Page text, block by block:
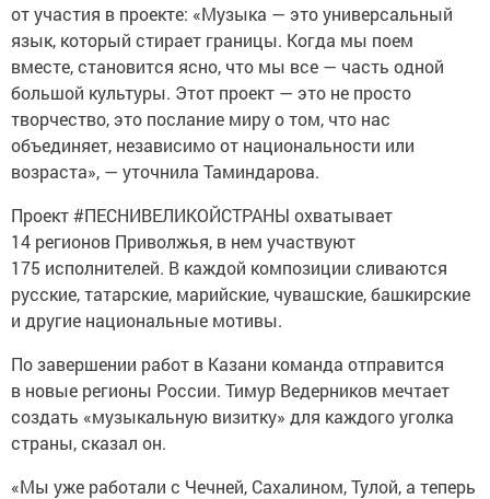
от участия в проекте: «Музыка — это универсальный
язык, который стирает границы. Когда мы поем
вместе, становится ясно, что мы все — часть одной
большой культуры. Этот проект — это не просто
творчество, это послание миру о том, что нас
объединяет, независимо от национальности или
возраста», — уточнила Таминдарова.
Проект #ПЕСНИВЕЛИКОЙСТРАНЫ охватывает
14 регионов Приволжья, в нем участвуют
175 исполнителей. В каждой композиции сливаются
русские, татарские, марийские, чувашские, башкирские
и другие национальные мотивы.
По завершении работ в Казани команда отправится
в новые регионы России. Тимур Ведерников мечтает
создать «музыкальную визитку» для каждого уголка
страны, сказал он.
«Мы уже работали с Чечней, Сахалином, Тулой, а теперь